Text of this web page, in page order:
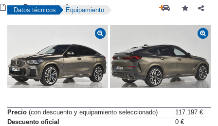
Datos técnicos Equipamiento
Precio (con descuento y equipamiento seleccionado)
117.197 €
Descuento oficial
0 €